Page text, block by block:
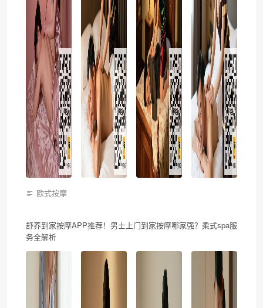
欧式按摩
舒养到家按摩APP推荐！男士上门到家按摩哪家强？柔式spa服
务全解析